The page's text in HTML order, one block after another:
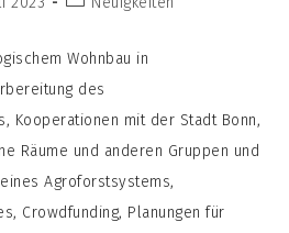
Wohnbau in
des
Kooperationen mit der Stadt Bonn,
Räume und anderen Gruppen und
Agroforstsystems,
Crowdfunding, Planungen für